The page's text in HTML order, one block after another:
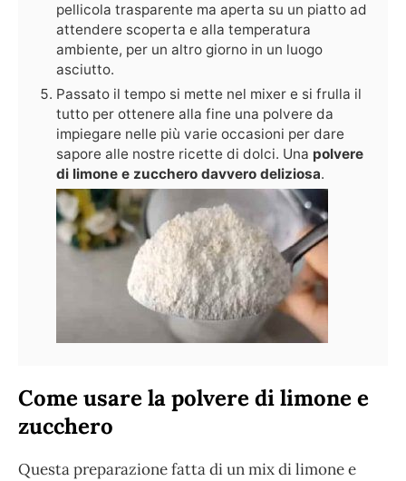
pellicola trasparente ma aperta su un piatto ad
attendere scoperta e alla temperatura
ambiente, per un altro giorno in un luogo
asciutto.
Passato il tempo si mette nel mixer e si frulla il
tutto per ottenere alla fine una polvere da
impiegare nelle più varie occasioni per dare
sapore alle nostre ricette di dolci. Una polvere
di limone e zucchero davvero deliziosa.
Come usare la polvere di limone e
zucchero
Questa preparazione fatta di un mix di limone e